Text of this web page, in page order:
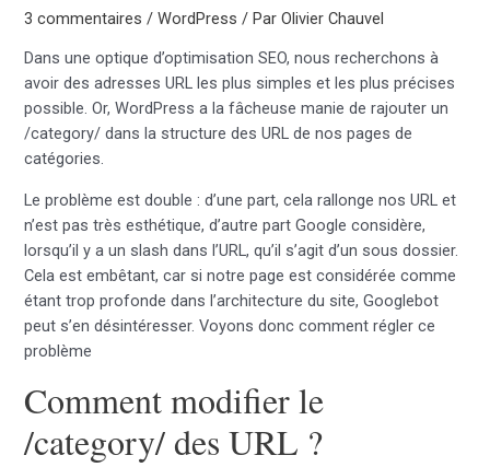
3 commentaires /WordPress / ParOlivier Chauvel
Dans une optique d’optimisation SEO, nous recherchons à
avoir des adresses URL les plus simples et les plus précises
possible. Or, WordPress a la fâcheuse manie de rajouter un
/category/ dans la structure des URL de nos pages de
catégories.
Le problème est double : d’une part, cela rallonge nos URL et
n’est pas très esthétique, d’autre part Google considère,
lorsqu’il y a un slash dans l’URL, qu’il s’agit d’un sous dossier.
Cela est embêtant, car si notre page est considérée comme
étant trop profonde dans l’architecture du site, Googlebot
peut s’en désintéresser. Voyons donc comment régler ce
problème
Comment modifier le
/category/ des URL ?